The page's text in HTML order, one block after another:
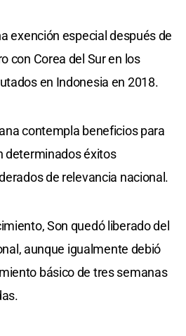
exención especial después de
con Corea del Sur en los
en Indonesia en 2018.
contempla beneficios para
determinados éxitos
de relevancia nacional.
Son quedó liberado del
aunque igualmente debió
básico de tres semanas